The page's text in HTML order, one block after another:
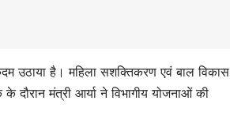
उठाया है। महिला सशक्तिकरण एवं बाल विकास
दौरान मंत्री आर्या ने विभागीय योजनाओं की